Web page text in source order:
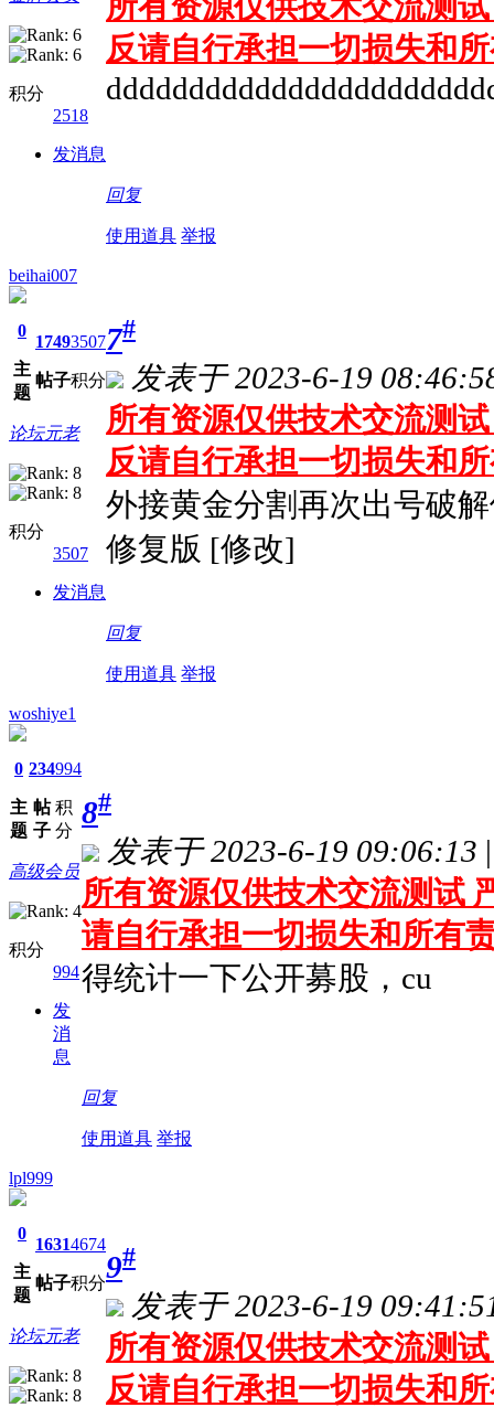
积分
2518
发消息
所有资源仅供技术交流测
反请自行承担一切损失和
回复
使用道具 举报
beihai007
0
主
题
1749
帖子
3507
积分
论坛元老
积分
3507
发消息
7#
发表于 2023-6-19
所有资源仅供技术交流测
反请自行承担一切损失和
外接黄金分割再次出号破
修复版 [修改]
回复
使用道具 举报
woshiye1
0
主
题
234
帖
子
994
积
分
高级会员
积分
994
发
消
息
8#
发表于 2023-6-19 09:06:13 |
所有资源仅供技术交流测试
请自行承担一切损失和所有
得统计一下公开募股，cu
回复
使用道具 举报
lpl999
0
主
题
1631
帖子
4674
积分
论坛元老
9#
发表于 2023-6-19
所有资源仅供技术交流测
反请自行承担一切损失和